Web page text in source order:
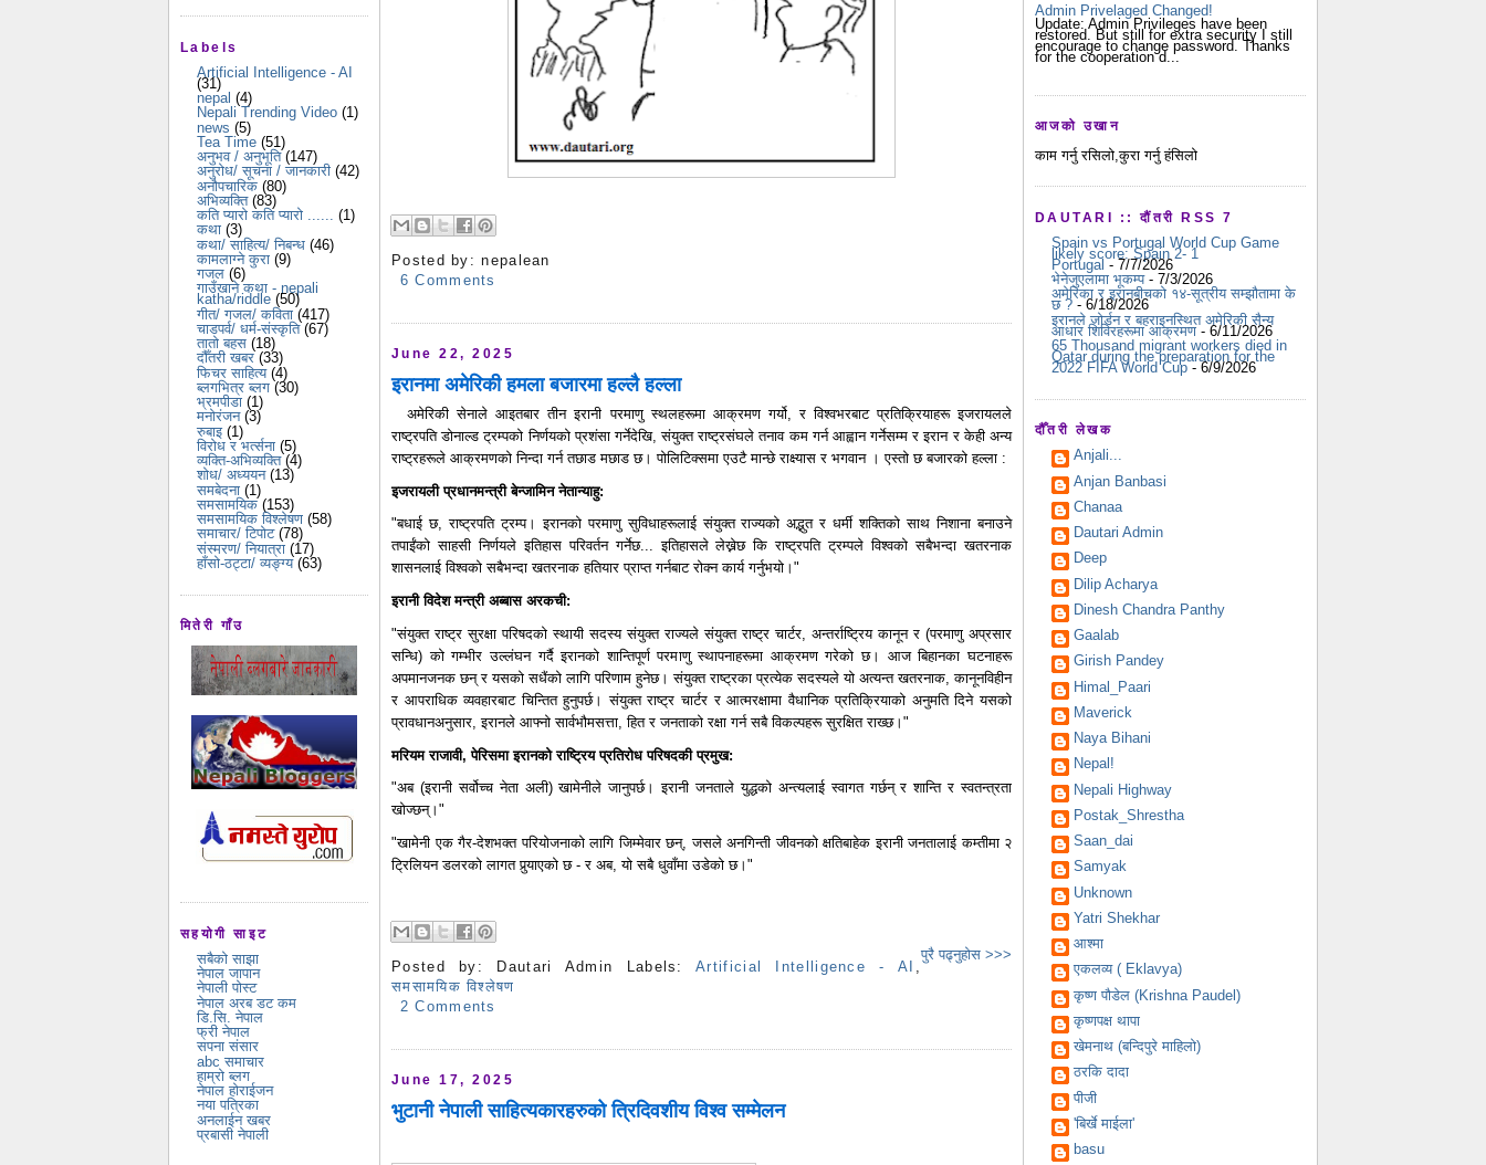
Labels
Artificial Intelligence - AI
(31)
nepal (4)
Nepali Trending Video (1)
news (5)
Tea Time (51)
अनुभव / अनुभूति (147)
अनुरोध/ सूचना / जानकारी (42)
अनौपचारिक (80)
अभिव्यक्ति (83)
कति प्यारो कति प्यारो ...... (1)
कथा (3)
कथा/ साहित्य/ निबन्ध (46)
कामलाग्ने कुरा (9)
गजल (6)
गाउँखाने कथा - nepali
katha/riddle (50)
गीत/ गजल/ कविता (417)
चाडपर्व/ धर्म-संस्कृति (67)
तातो बहस (18)
दौँतरी खबर (33)
फिचर साहित्य (4)
ब्लगभित्र ब्लग (30)
भ्रमपीडा (1)
मनोरंजन (3)
रुबाइ (1)
विरोध र भर्त्सना (5)
व्यक्ति-अभिव्यक्ति (4)
शोध/ अध्ययन (13)
समबेदना (1)
समसामयिक (153)
समसामयिक विश्लेषण (58)
समाचार/ टिपोट (78)
संस्मरण/ नियात्रा (17)
हाँसो-ठट्टा/ व्यङ्ग्य (63)
मितेरी गाँउ
सहयोगी साइट
सबैको साझा
नेपाल जापान
नेपाली पोस्ट
नेपाल अरब डट कम
डि.सि. नेपाल
फ्री नेपाल
सपना संसार
abc समाचार
हाम्रो ब्लग
नेपाल होराईजन
नया पत्रिका
अनलाईन खबर
प्रबासी नेपाली
Posted by:nepalean
6 Comments
June 22, 2025
इरानमा अमेरिकी हमला बजारमा हल्लै हल्ला
अमेरिकी सेनाले आइतबार तीन इरानी परमाणु स्थलहरूमा आक्रमण गर्यो, र विश्वभरबाट प्रतिक्रियाहरू इजरायलले
राष्ट्रपति डोनाल्ड ट्रम्पको निर्णयको प्रशंसा गर्नेदेखि, संयुक्त राष्ट्रसंघले तनाव कम गर्न आह्वान गर्नेसम्म र इरान र केही अन्य
राष्ट्रहरूले आक्रमणको निन्दा गर्न तछाड मछाड छ। पोलिटिक्समा एउटै मान्छे राक्ष्यास र भगवान । एस्तो छ बजारको हल्ला :
इजरायली प्रधानमन्त्री बेन्जामिन नेतान्याहु:
"बधाई छ, राष्ट्रपति ट्रम्प। इरानको परमाणु सुविधाहरूलाई संयुक्त राज्यको अद्भुत र धर्मी शक्तिको साथ निशाना बनाउने
तपाईंको साहसी निर्णयले इतिहास परिवर्तन गर्नेछ... इतिहासले लेख्नेछ कि राष्ट्रपति ट्रम्पले विश्वको सबैभन्दा खतरनाक
शासनलाई विश्वको सबैभन्दा खतरनाक हतियार प्राप्त गर्नबाट रोक्न कार्य गर्नुभयो।"
इरानी विदेश मन्त्री अब्बास अरकची:
"संयुक्त राष्ट्र सुरक्षा परिषदको स्थायी सदस्य संयुक्त राज्यले संयुक्त राष्ट्र चार्टर, अन्तर्राष्ट्रिय कानून र (परमाणु अप्रसार
सन्धि) को गम्भीर उल्लंघन गर्दै इरानको शान्तिपूर्ण परमाणु स्थापनाहरूमा आक्रमण गरेको छ। आज बिहानका घटनाहरू
अपमानजनक छन् र यसको सधैंको लागि परिणाम हुनेछ। संयुक्त राष्ट्रका प्रत्येक सदस्यले यो अत्यन्त खतरनाक, कानूनविहीन
र आपराधिक व्यवहारबाट चिन्तित हुनुपर्छ। संयुक्त राष्ट्र चार्टर र आत्मरक्षामा वैधानिक प्रतिक्रियाको अनुमति दिने यसको
प्रावधानअनुसार, इरानले आफ्नो सार्वभौमसत्ता, हित र जनताको रक्षा गर्न सबै विकल्पहरू सुरक्षित राख्छ।"
मरियम राजावी, पेरिसमा इरानको राष्ट्रिय प्रतिरोध परिषदकी प्रमुख:
"अब (इरानी सर्वोच्च नेता अली) खामेनीले जानुपर्छ। इरानी जनताले युद्धको अन्त्यलाई स्वागत गर्छन् र शान्ति र स्वतन्त्रता
खोज्छन्।"
"खामेनी एक गैर-देशभक्त परियोजनाको लागि जिम्मेवार छन्, जसले अनगिन्ती जीवनको क्षतिबाहेक इरानी जनतालाई कम्तीमा २
ट्रिलियन डलरको लागत पुर्‍याएको छ - र अब, यो सबै धुवाँमा उडेको छ।"
पुरै पढ्नुहोस >>>
Posted by: Dautari Admin Labels:Artificial Intelligence - AI
समसामयिक विश्लेषण
2 Comments
June 17, 2025
भुटानी नेपाली साहित्यकारहरुको त्रिदिवशीय विश्व सम्मेलन
Admin Privelaged Changed!
Update: Admin Privileges have been
restored. But still for extra security I still
encourage to change password. Thanks
for the cooperation d...
आजको उखान
काम गर्नु रसिलो,कुरा गर्नु हंसिलो
DAUTARI :: दौंतरी RSS 7
Spain vs Portugal World Cup Game
likely score: Spain 2- 1
Portugal - 7/7/2026
भेनेजुएलामा भूकम्प- 7/3/2026
अमेरिका र इरानबीचको १४-सूत्रीय सम्झौतामा के
छ ? - 6/18/2026
इरानले जोर्डन र बहराइनस्थित अमेरिकी सैन्य
आधार शिविरहरूमा आक्रमण- 6/11/2026
65 Thousand migrant workers died in
Qatar during the preparation for the
2022 FIFA World Cup - 6/9/2026
दौँतरी लेखक
Anjali...
Anjan Banbasi
Chanaa
Dautari Admin
Deep
Dilip Acharya
Dinesh Chandra Panthy
Gaalab
Girish Pandey
Himal_Paari
Maverick
Naya Bihani
Nepal!
Nepali Highway
Postak_Shrestha
Saan_dai
Samyak
Unknown
Yatri Shekhar
आश्मा
एकलव्य ( Eklavya)
कृष्ण पौडेल (Krishna Paudel)
कृष्णपक्ष थापा
खेमनाथ (बन्दिपुरे माहिलो)
ठरकि दादा
पीजी
'बिर्खे माईला'
basu